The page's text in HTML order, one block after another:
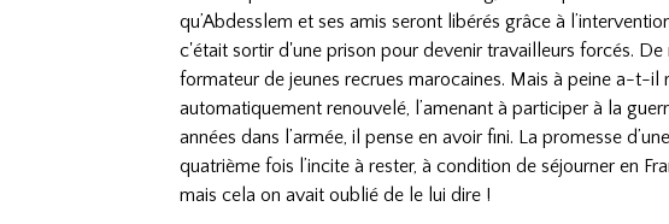
qu’Abdesslem et ses amis seront libérés grâce à
c'était sortir d'une prison pour devenir travailleurs forcés.
formateur de jeunes recrues marocaines. Mais à peine a-t-
automatiquement renouvelé, l’amenant à participer à la
années dans l’armée, il pense en avoir fini. La promesse
quatrième fois l’incite à rester, à condition de séjourner en
mais cela on avait oublié de le lui dire !